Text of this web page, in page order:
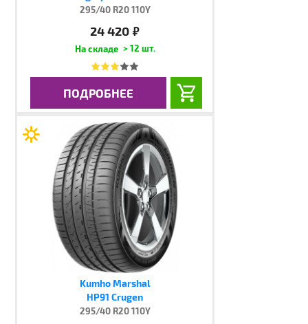
295/40 R20 110Y
24 420 руб.
> 12 шт.
ПОДРОБНЕЕ
Kumho Marshal
HP91 Crugen
295/40 R20 110Y